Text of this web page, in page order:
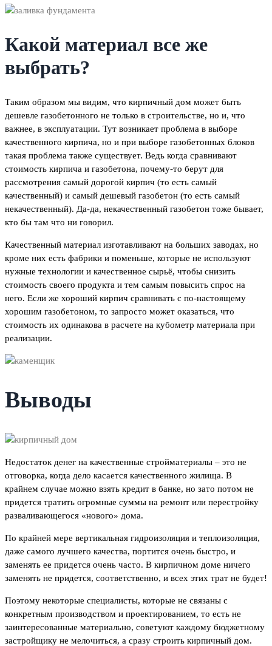
Какой материал все же
выбрать?
Таким образом мы видим, что кирпичный дом может быть
дешевле газобетонного не только в строительстве, но и, что
важнее, в эксплуатации. Тут возникает проблема в выборе
качественного кирпича, но и при выборе газобетонных блоков
такая проблема также существует. Ведь когда сравнивают
стоимость кирпича и газобетона, почему-то берут для
рассмотрения самый дорогой кирпич (то есть самый
качественный) и самый дешевый газобетон (то есть самый
некачественный). Да-да, некачественный газобетон тоже бывает,
кто бы там что ни говорил.
Качественный материал изготавливают на больших заводах, но
кроме них есть фабрики и поменьше, которые не используют
нужные технологии и качественное сырьё, чтобы снизить
стоимость своего продукта и тем самым повысить спрос на
него. Если же хороший кирпич сравнивать с по-настоящему
хорошим газобетоном, то запросто может оказаться, что
стоимость их одинакова в расчете на кубометр материала при
реализации.
Выводы
Недостаток денег на качественные стройматериалы – это не
отговорка, когда дело касается качественного жилища. В
крайнем случае можно взять кредит в банке, но зато потом не
придется тратить огромные суммы на ремонт или перестройку
разваливающегося «нового» дома.
По крайней мере вертикальная гидроизоляция и теплоизоляция,
даже самого лучшего качества, портится очень быстро, и
заменять ее придется очень часто. В кирпичном доме ничего
заменять не придется, соответственно, и всех этих трат не будет!
Поэтому некоторые специалисты, которые не связаны с
конкретным производством и проектированием, то есть не
заинтересованные материально, советуют каждому бюджетному
застройщику не мелочиться, а сразу строить кирпичный дом.